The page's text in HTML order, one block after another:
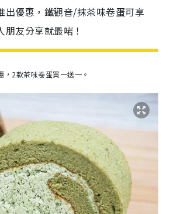
出優惠，鐵觀音/抹茶味卷蛋可享
友分享就最啱！
2款茶味卷蛋買一送一。